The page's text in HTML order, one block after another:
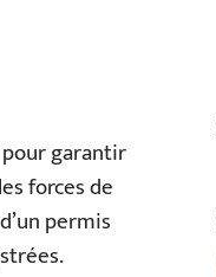
garantir
forces de
permis